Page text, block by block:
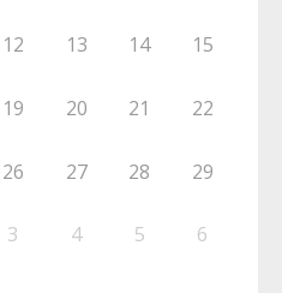
12 13 14 15
19 20 21 22
26 27 28 29
3 4 5 6